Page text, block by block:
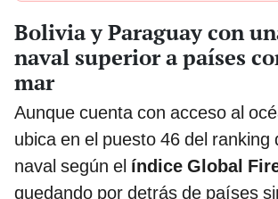
Bolivia y Paraguay con
naval superior a países
mar
Aunque cuenta con acceso al
ubica en el puesto 46 del ranking
naval según el índice Global
quedando por detrás de países